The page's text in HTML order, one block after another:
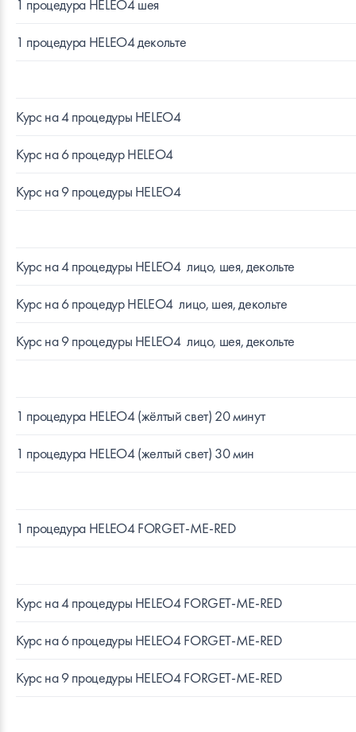
1 процедура HELEO4 шея
1 процедура HELEO4 декольте
Курс на 4 процедуры HELEO4
Курс на 6 процедур HELEO4
Курс на 9 процедуры HELEO4
Курс на 4 процедуры HELEO4 лицо, шея, декольте
Курс на 6 процедур HELEO4 лицо, шея, декольте
Курс на 9 процедуры HELEO4 лицо, шея, декольте
1 процедура HELEO4 (жёлтый свет) 20 минут
1 процедура HELEO4 (желтый свет) 30 мин
1 процедура HELEO4 FORGET-ME-RED
Курс на 4 процедуры HELEO4 FORGET-ME-RED
Курс на 6 процедуры HELEO4 FORGET-ME-RED
Курс на 9 процедуры HELEO4 FORGET-ME-RED